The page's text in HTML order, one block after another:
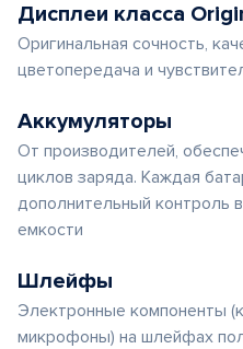
Дисплеи класса
Оригинальная сочность,
цветопередача и
Аккумуляторы
От производителей,
циклов заряда. Каждая
дополнительный контроль
емкости
Шлейфы
Электронные компоненты
микрофоны) на шлейфах